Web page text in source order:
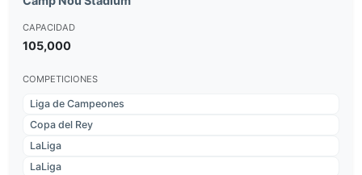
CAPACIDAD
105,000
COMPETICIONES
Liga de Campeones
Copa del Rey
LaLiga
LaLiga